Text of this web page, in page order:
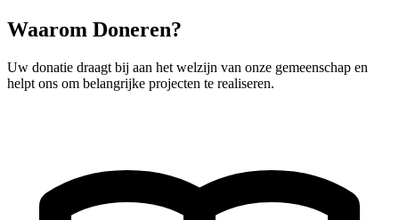
Waarom Doneren?
Uw donatie draagt bij aan het welzijn van onze gemeenschap en
helpt ons om belangrijke projecten te realiseren.